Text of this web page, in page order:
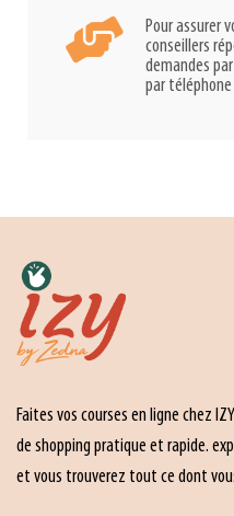
Pour assurer
conseillers
demandes
par téléphone
Faites vos courses en ligne chez
de shopping pratique et rapide.
et vous trouverez tout ce dont